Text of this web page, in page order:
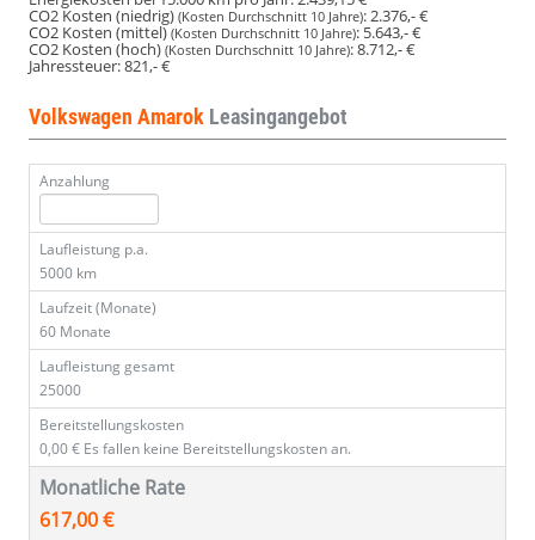
CO2 Kosten (niedrig) (Kosten Durchschnitt 10 Jahre):2.376,- €
CO2 Kosten (mittel)(Kosten Durchschnitt 10 Jahre): 5.643,- €
CO2 Kosten (hoch) (Kosten Durchschnitt 10 Jahre):8.712,- €
Jahressteuer:821,- €
Volkswagen Amarok Leasingangebot
Anzahlung
Laufleistung p.a.
5000 km
Laufzeit (Monate)
60 Monate
Laufleistung gesamt
25000
Bereitstellungskosten
0,00 € Es fallen keine Bereitstellungskosten an.
Monatliche Rate
617,00 €